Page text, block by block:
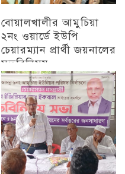
বোয়ালখালীর আমুচিয়া
২নং ওয়ার্ডে ইউপি
চেয়ারম্যান প্রার্থী জয়নালের
মতবিনিময়
চট্টগ্রাম